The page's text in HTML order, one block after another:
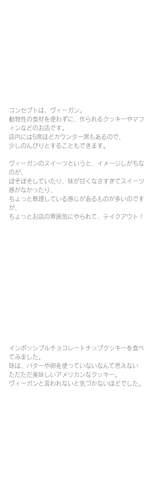
コンセプトは、ヴィーガン。
動物性の食材を使わずに、作られるクッキーやマフ
ィンなどのお店です。
店内には5席ほどカウンター席もあるので、
少しのんびりとすることもできます。
ヴィーガンのスイーツというと、イメージしがちな
のが、
ぼそぼそしていたり、味が甘くなさすぎてスイーツ
感がなかったり、
ちょっと無理している感じがあるものが多いのです
が、
ちょっとお店の雰囲気にやられて、テイクアウト！
インポッシブルチョコレートチップクッキーを食べ
てみました。
味は、バターや卵を使っていないなんて思えない
ただただ美味しいアメリカンなクッキー。
ヴィーガンと言われないと気づかないほどでした。